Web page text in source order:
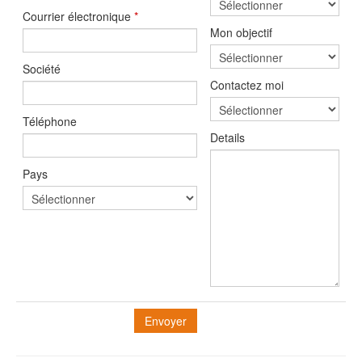
Courrier électronique *
Société
Téléphone
Pays
Mon objectif
Contactez moi
Details
Envoyer